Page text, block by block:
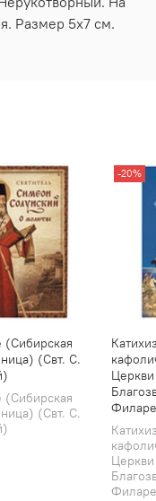
Размер 5х7 см.
(Сибирская
(Свт. С.
(Сибирская
(Свт. С.
-20%